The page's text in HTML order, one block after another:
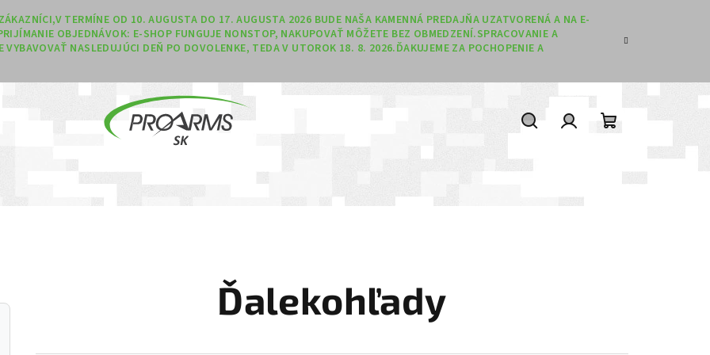
TERMÍNE OD 10. AUGUSTA DO 17. AUGUSTA 2026 BUDE NAŠA KAMENNÁ PREDAJŇA UZATVORENÁ A NA E-
OBJEDNÁVOK: E-SHOP FUNGUJE NONSTOP, NAKUPOVAŤ MÔŽETE BEZ OBMEDZENÍ.SPRACOVANIE A
VYBAVOVAŤ NASLEDUJÚCI DEŇ PO DOVOLENKE, TEDA V UTOROK 18. 8. 2026.ĎAKUJEME ZA POCHOPENIE A
Nákupný košík
Ďalekohľady